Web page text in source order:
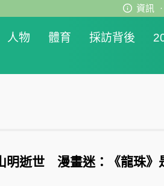
資訊 ·
人物 體育 採訪背後
明逝世 漫畫迷：《龍珠》